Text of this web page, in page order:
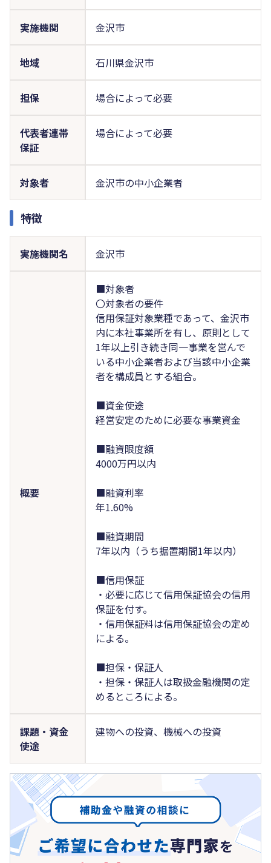
実施機関 金沢市
地域 石川県金沢市
担保 場合によって必要
代表者連帯
保証
場合によって必要
対象者 金沢市の中小企業者
特徴
実施機関名 金沢市
概要
■対象者
〇対象者の要件
信用保証対象業種であって、金沢市
内に本社事業所を有し、原則として
1年以上引き続き同一事業を営んで
いる中小企業者および当該中小企業
者を構成員とする組合。
■資金使途
経営安定のために必要な事業資金
■融資限度額
4000万円以内
■融資利率
年1.60%
■融資期間
7年以内（うち据置期間1年以内）
■信用保証
・必要に応じて信用保証協会の信用
保証を付す。
・信用保証料は信用保証協会の定め
による。
■担保・保証人
・担保・保証人は取扱金融機関の定
めるところによる。
課題・資金
使途
建物への投資、機械への投資